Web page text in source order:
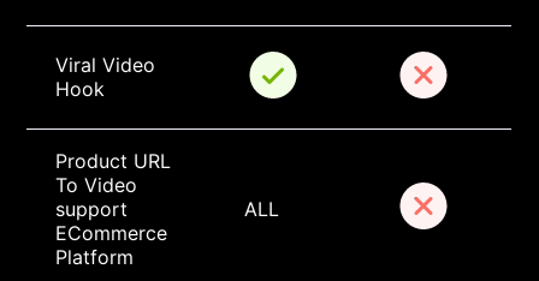
Viral Video
Hook
Product URL
To Video
support
ECommerce
Platform
ALL